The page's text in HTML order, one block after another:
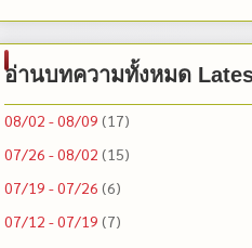
อ่านบทความทั้งหมด
08/02 - 08/09 (17)
07/26 - 08/02 (15)
07/19 - 07/26 (6)
07/12 - 07/19 (7)